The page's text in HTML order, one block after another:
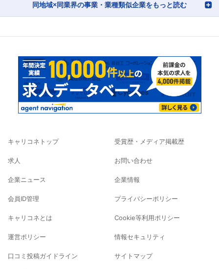
同地域×同業界の事業・業種類似企業をもっと読む
キャリコネトップ
求人
企業ニュース
会員ID管理
キャリコネとは
運営ポリシー
口コミ投稿ガイドライン
受賞歴・メディア掲載歴
お問い合わせ
企業情報
プライバシーポリシー
Cookie等利用ポリシー
情報セキュリティ
サイトマップ